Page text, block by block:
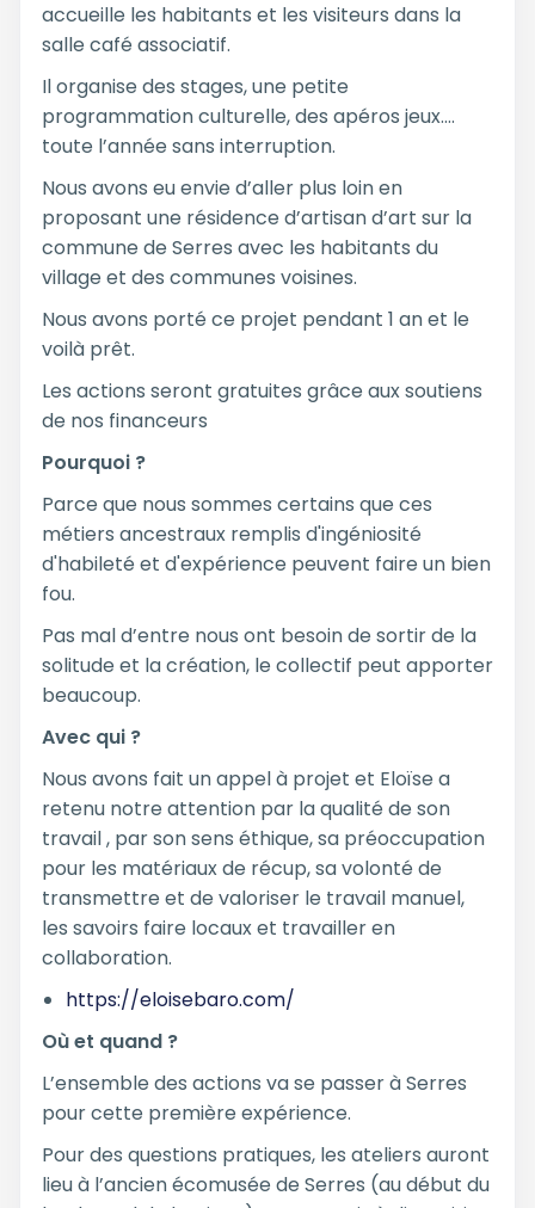
accueille les habitants et les visiteurs dans la
salle café associatif.
Il organise des stages, une petite
programmation culturelle, des apéros jeux....
toute l’année sans interruption.
Nous avons eu envie d’aller plus loin en
proposant une résidence d’artisan d’art sur la
commune de Serres avec les habitants du
village et des communes voisines.
Nous avons porté ce projet pendant 1 an et le
voilà prêt.
Les actions seront gratuites grâce aux soutiens
de nos financeurs
Pourquoi ?
Parce que nous sommes certains que ces
métiers ancestraux remplis d'ingéniosité
d'habileté et d'expérience peuvent faire un bien
fou.
Pas mal d’entre nous ont besoin de sortir de la
solitude et la création, le collectif peut apporter
beaucoup.
Avec qui ?
Nous avons fait un appel à projet et Eloïse a
retenu notre attention par la qualité de son
travail , par son sens éthique, sa préoccupation
pour les matériaux de récup, sa volonté de
transmettre et de valoriser le travail manuel,
les savoirs faire locaux et travailler en
collaboration.
https://eloisebaro.com/
Où et quand ?
L’ensemble des actions va se passer à Serres
pour cette première expérience.
Pour des questions pratiques, les ateliers auront
lieu à l’ancien écomusée de Serres (au début du